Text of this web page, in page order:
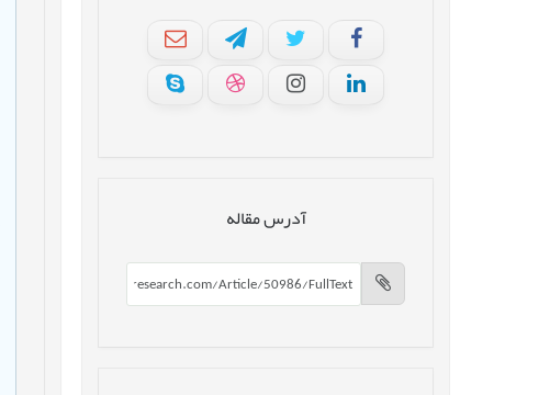
آدرس مقاله